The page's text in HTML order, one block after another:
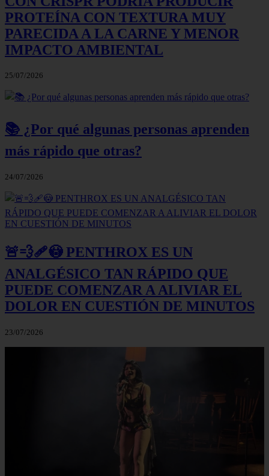
PROTEÍNA CON TEXTURA MUY
PARECIDA A LA CARNE Y MENOR
IMPACTO AMBIENTAL
25/07/2026
📚 ¿Por qué algunas personas aprenden
más rápido que otras?
24/07/2026
🚨💨🩹😳 PENTHROX ES UN
ANALGÉSICO TAN RÁPIDO QUE
PUEDE COMENZAR A ALIVIAR EL
DOLOR EN CUESTIÓN DE MINUTOS
23/07/2026